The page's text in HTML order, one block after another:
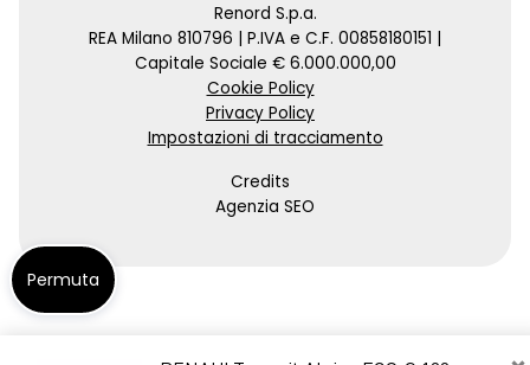
Renord S.p.a.
REA Milano 810796 | P.IVA e C.F. 00858180151 |
Capitale Sociale € 6.000.000,00
Cookie Policy
Privacy Policy
Impostazioni di tracciamento
Credits
Agenzia SEO
Permuta